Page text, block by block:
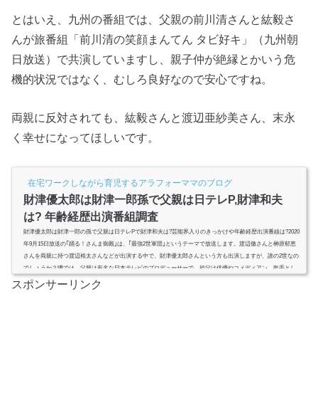
とはいえ、九州の番組では、父親の前川清さんと紘毅さ
んが旅番組「前川清の笑顔まんてん タビ好キ」（九州朝
日放送）で共演していますし、親子仲が絶縁とかいう危
機的状況ではなく、むしろ良好なので安心ですね。
両親に反対されても、紘毅さんと渡辺亜紗美さん、末永
く幸せになってほしいです。
在宅ワークしながら育児するアラフォーママのブログ
財津優太郎は財津一郎孫で父親は日テレP,財津和夫
は? 年齢経歴出演番組調査
財津優太郎は財津一郎の孫で父親は日テレPで財津和夫は?芸能界入りのきっかけや年齢経歴出演番組は?2020
年9月15日放送の｢踊る！さんま御殿｣は、｢最強2世軍団｣というテーマで放送します。渡辺徹さんと榊原郁恵
さんを両親に持つ渡辺裕太さんなどが出演する中で、財津優太郎さんという方も出演しますが、誰の2世なの
でしょうか？噂では、父親は有名な日本テレビのプロデューサーで、祖父は俳優やコメディアン、歌手とし
て活動していた財津一郎さんと言われていますが、本当なのでしょうか？今回はそんな財津優太郎さんの父
親と祖父や経歴...
スポンサーリンク